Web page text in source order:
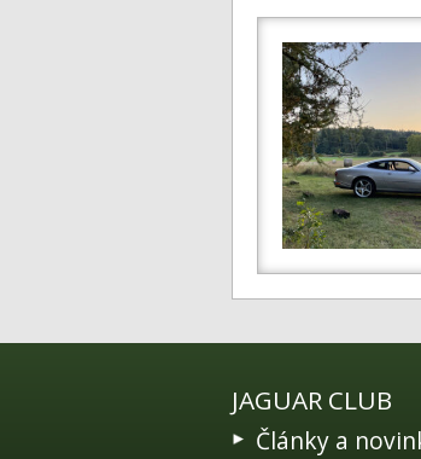
JAGUAR CLUB
Články a